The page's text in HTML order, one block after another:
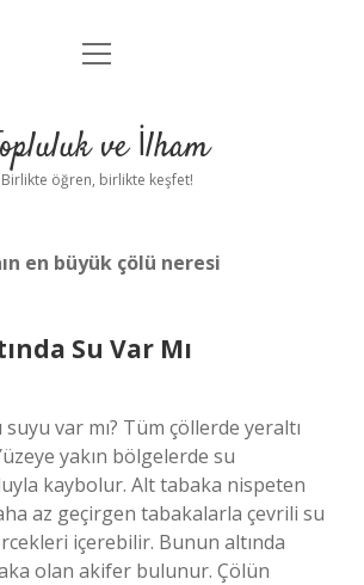
Anasayfa
Yasal Uyarı
menüyü
ve İlham
Birlikte öğren, birlikte keşfet!
en büyük çölü neresi
Su Var Mı
var mı? Tüm çöllerde yeraltı
yakın bölgelerde su
kaybolur. Alt tabaka nispeten
az geçirgen tabakalarla çevrili su
içerebilir. Bunun altında
olan akifer bulunur. Çölün